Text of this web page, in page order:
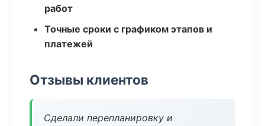
работ
Точные сроки с графиком этапов и
платежей
Отзывы клиентов
Сделали перепланировку и